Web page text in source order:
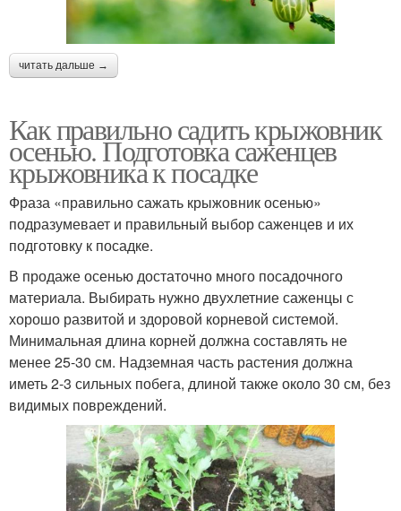
читать дальше →
Как правильно садить крыжовник
осенью. Подготовка саженцев
крыжовника к посадке
Фраза «правильно сажать крыжовник осенью»
подразумевает и правильный выбор саженцев и их
подготовку к посадке.
В продаже осенью достаточно много посадочного
материала. Выбирать нужно двухлетние саженцы с
хорошо развитой и здоровой корневой системой.
Минимальная длина корней должна составлять не
менее 25-30 см. Надземная часть растения должна
иметь 2-3 сильных побега, длиной также около 30 см, без
видимых повреждений.